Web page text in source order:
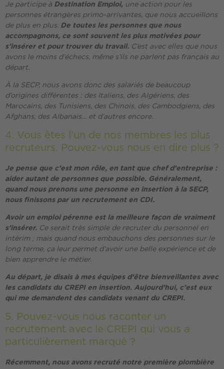
Je participe à Destination Emploi, une action pour les
personnes étrangères primo-arrivantes, que nous accueillons
de plus en plus. De toutes les personnes que nous
accompagnons, ce sont souvent les plus motivées pour
s’insérer et pour trouver du travail. C’est avec elles que nous
avons le moins d’échecs, même s’ils ne parlent pas français au
départ.
À la SECP, nous avons donc des salariés de beaucoup
d’origines différentes : des Italiens, des Algériens, des
Marocains, des Tunisiens, des Chinois, des Cambodgiens, des
Afghans, des Albanais… et d’autres encore.
4. Vous êtes l’un de nos membres les plus
recruteurs. Pouvez-vous nous en dire plus ?
Je pense que c’est mon rôle, en tant que chef d’entreprise :
aider autant de personnes que possible. Généralement,
quand nous prenons une personne en insertion à la SECP,
nous finissons par un recrutement en CDI.
Avoir un emploi pérenne est la meilleure façon de vraiment
s’insérer. Ce serait très simple de recruter du personnel en
intérim ; mais quand nous embauchons des personnes sur le
long terme, ça leur permet d’avoir une belle expérience et de
bien apprendre le métier.
Au départ, je disais à mes équipes d’être bienveillantes avec
les candidats du CREPI en insertion. Aujourd’hui, c’est eux
qui me demandent des candidats venant du CREPI.
5. Pouvez-vous nous raconter un
recrutement avec le CREPI qui vous a
particulièrement marqué ?
Récemment, nous avons recruté notre première plombière